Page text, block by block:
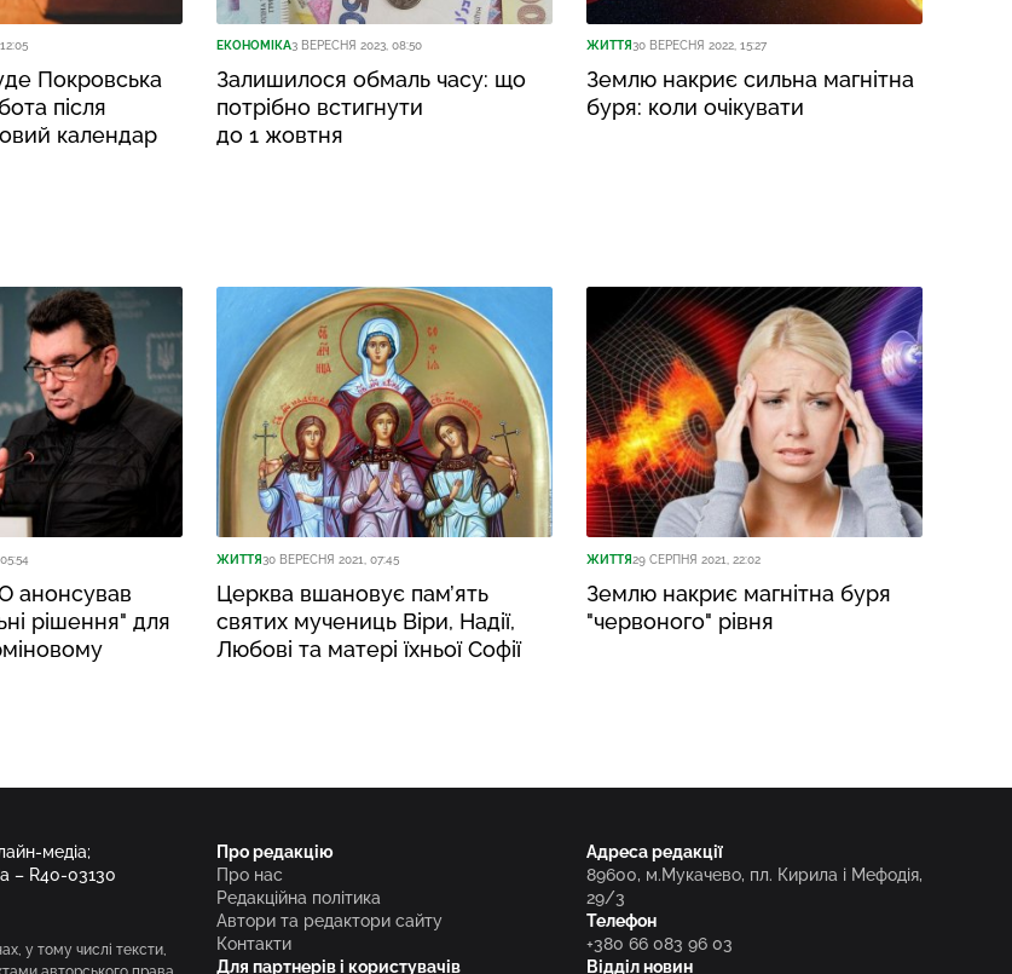
Покровська
після
календар
ЕКОНОМІКА3 ВЕРЕСНЯ 2023, 08:50
Залишилося обмаль часу: що
потрібно встигнути
до 1 жовтня
ЖИТТЯ30 ВЕРЕСНЯ 2022, 15:27
Землю накриє сильна магнітна
буря: коли очікувати
анонсував
рішення" для
ЖИТТЯ30 ВЕРЕСНЯ 2021, 07:45
Церква вшановує пам’ять
святих мучениць Віри, Надії,
Любові та матері їхньої Софії
ЖИТТЯ29 СЕРПНЯ 2021, 22:02
Землю накриє магнітна буря
"червоного" рівня
медіа;
– R40-03130
у тому числі тексти,
Про редакцію
Про нас
Редакційна політика
Автори та редактори сайту
Контакти
Для партнерів і користувачів
Адреса редакції
89600, м.Мукачево, пл. Кирила і Мефодія,
29/3
Телефон
+380 66 083 96 03
Відділ новин